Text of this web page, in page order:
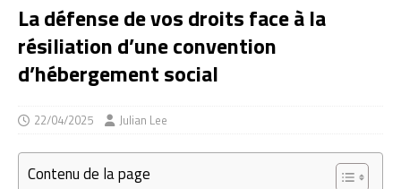
La défense de vos droits face à la
résiliation d’une convention
d’hébergement social
22/04/2025 Julian Lee
Contenu de la page